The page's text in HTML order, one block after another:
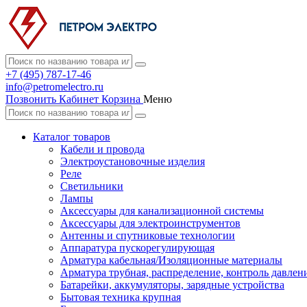
+7 (495) 787-17-46
info@petromelectro.ru
Позвонить Кабинет Корзина Меню
Каталог товаров
Кабели и провода
Электроустановочные изделия
Реле
Светильники
Лампы
Аксессуары для канализационной системы
Аксессуары для электроинструментов
Антенны и спутниковые технологии
Аппаратура пускорегулирующая
Арматура кабельная/Изоляционные материалы
Арматура трубная, распределение, контроль
Батарейки, аккумуляторы, зарядные устройства
Бытовая техника крупная